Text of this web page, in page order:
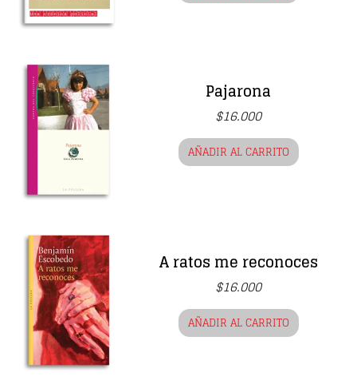
Pajarona
$16.000
AÑADIR AL CARRITO
A ratos me reconoces
$16.000
AÑADIR AL CARRITO